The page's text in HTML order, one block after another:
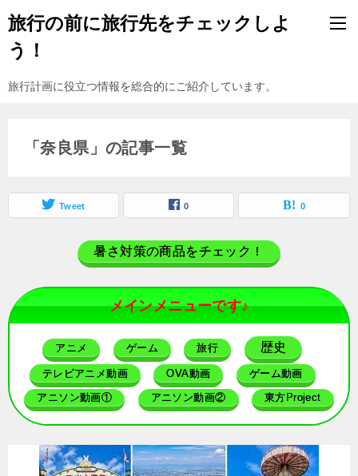
旅行の前に旅行先をチェックしよ
う！
旅行計画に役立つ情報を総合的にご紹介しています。
「奈良県」の記事一覧
Tweet 0 0
暑さ対策の商品をチェック！
メインメニューです♪
アニメ ゲーム 旅行 歴史
テレビアニメ動画 OVA動画 ゲーム動画
アニソン動画① アニソン動画② 東方Project